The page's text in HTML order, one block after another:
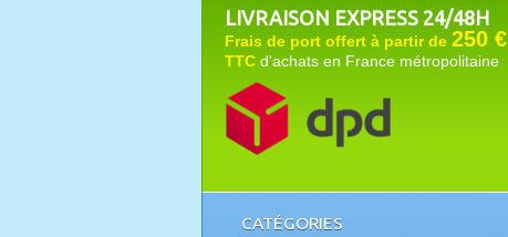
LIVRAISON EXPRESS 24/48H
Frais de port offert à partir de 250 €
TTC d'achats en France métropolitaine
CATÉGORIES